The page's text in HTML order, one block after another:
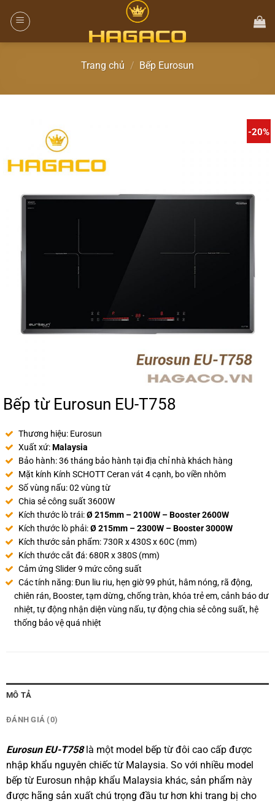
Trang chủ / Bếp Eurosun
-20%
Bếp từ Eurosun EU-T758
Thương hiệu: Eurosun
Xuất xứ:Malaysia
Bảo hành: 36 tháng bảo hành tại địa chỉ nhà khách hàng
Mặt kính Kính SCHOTT Ceran vát 4 cạnh, bo viền nhôm
Số vùng nấu: 02 vùng từ
Chia sẻ công suất 3600W
Kích thước lò trái:Ø 215mm – 2100W – Booster 2600W
Kích thước lò phải:Ø 215mm – 2300W – Booster 3000W
Kích thước sản phẩm: 730R x 430S x 60C (mm)
Kích thước cắt đá: 680R x 380S (mm)
Cảm ứng Slider 9 mức công suất
Các tính năng: Đun liu riu, hẹn giờ 99 phút, hâm nóng, rã động,
chiên rán, Booster, tạm dừng, chống tràn, khóa trẻ em, cảnh báo dư
nhiệt, tự động nhận diện vùng nấu, tự động chia sẻ công suất, hệ
thống bảo vệ quá nhiệt
MÔ TẢ
ĐÁNH GIÁ (0)
Eurosun EU-T758là một model bếp từ đôi cao cấp được
nhập khẩu nguyên chiếc từ Malaysia. So với nhiều model
bếp từ Eurosun nhập khẩu Malaysia khác, sản phẩm này
được hãng sản xuất chú trọng đầu tư hơn khi trang bị cho